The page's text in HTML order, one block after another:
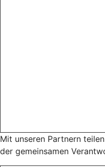
Mit unseren Partnern
der gemeinsamen